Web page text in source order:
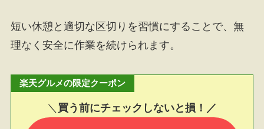
短い休憩と適切な区切りを習慣にすることで、無
理なく安全に作業を続けられます。
楽天グルメの限定クーポン
＼ 買う前にチェックしないと損！／